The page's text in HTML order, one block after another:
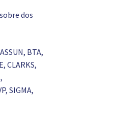
dos
BTA,
CLARKS,
SIGMA,